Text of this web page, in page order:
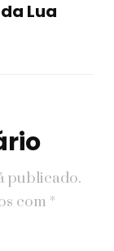
Lua
publicado.
com *